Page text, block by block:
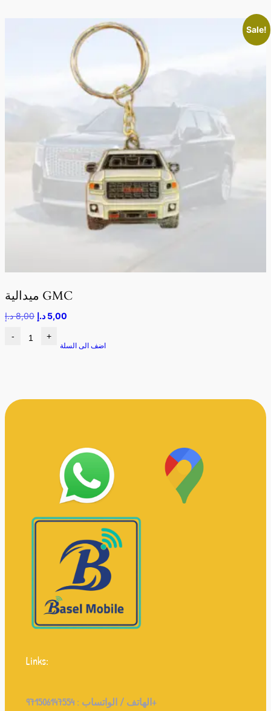
Sale!
ميدالية GMC
8,00 د.إ 5,00 د.إ
- +
اضف الى السلة
Links:
الهاتف / الواتساب :971506147554+